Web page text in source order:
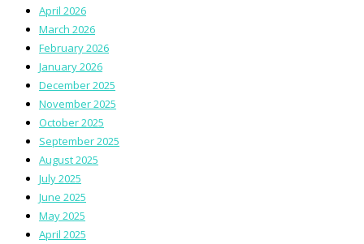
April 2026
March 2026
February 2026
January 2026
December 2025
November 2025
October 2025
September 2025
August 2025
July 2025
June 2025
May 2025
April 2025